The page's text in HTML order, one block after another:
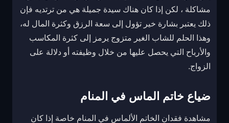
مشاكلة ، لكن إذا كان هناك سيدة جميلة هي من ترتديه فإن
ذلك يعتبر بشارة خير تؤول إلى سعة الرزق وكثرة المال له،
وهذا الحلم للشاب الغير متزوج يرمز إلى كثرة المكاسب
والأرباح التي يحصل عليها من خلال وظيفته أو دلالة على
الزواج.
ضياع خاتم الماس في المنام
مشاهدة فقدان الخاتم الألماس في المنام خاصة إذا كان